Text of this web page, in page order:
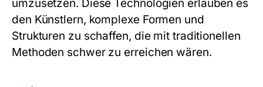
umzusetzen. Diese Technologien erlauben es
den Künstlern, komplexe Formen und
Strukturen zu schaffen, die mit traditionellen
Methoden schwer zu erreichen wären.